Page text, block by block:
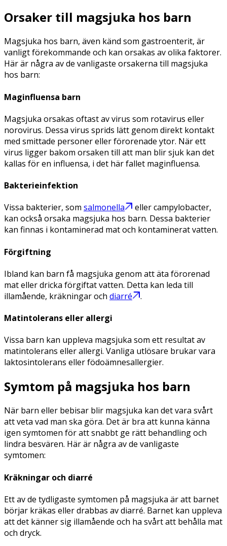
Orsaker till magsjuka hos barn
Magsjuka hos barn, även känd som gastroenterit, är
vanligt förekommande och kan orsakas av olika faktorer.
Här är några av de vanligaste orsakerna till magsjuka
hos barn:
Maginfluensa barn
Magsjuka orsakas oftast av virus som rotavirus eller
norovirus. Dessa virus sprids lätt genom direkt kontakt
med smittade personer eller förorenade ytor. När ett
virus ligger bakom orsaken till att man blir sjuk kan det
kallas för en influensa, i det här fallet maginfluensa.
Bakterieinfektion
Vissa bakterier, som salmonella
eller campylobacter,
kan också orsaka magsjuka hos barn. Dessa bakterier
kan finnas i kontaminerad mat och kontaminerat vatten.
Förgiftning
Ibland kan barn få magsjuka genom att äta förorenad
mat eller dricka förgiftat vatten. Detta kan leda till
illamående, kräkningar och diarré
.
Matintolerans eller allergi
Vissa barn kan uppleva magsjuka som ett resultat av
matintolerans eller allergi. Vanliga utlösare brukar vara
laktosintolerans eller födoämnesallergier.
Symtom på magsjuka hos barn
När barn eller bebisar blir magsjuka kan det vara svårt
att veta vad man ska göra. Det är bra att kunna känna
igen symtomen för att snabbt ge rätt behandling och
lindra besvären. Här är några av de vanligaste
symtomen:
Kräkningar och diarré
Ett av de tydligaste symtomen på magsjuka är att barnet
börjar kräkas eller drabbas av diarré. Barnet kan uppleva
att det känner sig illamående och ha svårt att behålla mat
och dryck.